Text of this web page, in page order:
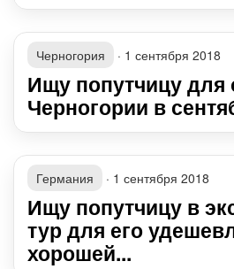
Черногория · 1 сентября 2018
Ищу попутчицу для
Черногории в
Германия · 1 сентября 2018
Ищу попутчицу в
тур для его
хорошей...